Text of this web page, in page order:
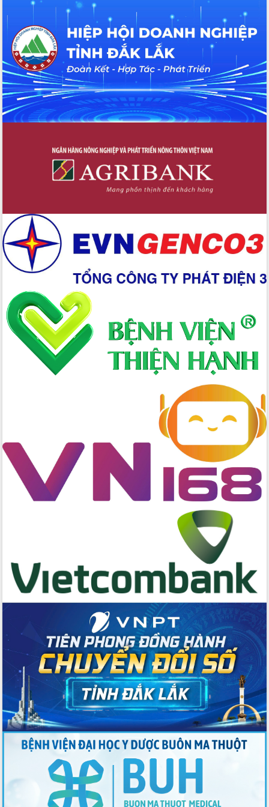
Hội thảo khoa học “Giải pháp thúc đẩy
phát triển nền kinh tế xanh tại tỉnh
Đắk Lắk”
Tăng cường giám sát, đôn đốc thực
hiện nhiệm vụ quản lý tài sản công
hàng tuần
Tháo gỡ những vướng mắc, đẩy mạnh
công tác cải cách thủ tục hành chính
tại Trung tâm Phục vụ hành chính
công tỉnh
thi Sáng tạo Kỹ thuật 2024 - 2025
Đắk Lắk rà soát, điều chỉnh Đề án 190
về phát triển nuôi trồng thủy sản
Phó Chủ tịch UBND tỉnh Đắk Lắk
Dự án cao tốc Khánh Hòa - Buôn Ma
Thuột
Định vị cà phê Việt Nam như một “di
sản sống” trong dòng chảy toàn cầu
Xây dựng nông thôn mới: Nâng cao đời
sống người dân từ những mô hình thiết
thực
Quyết liệt tháo gỡ vướng mắc, đẩy
nhanh tiến độ các dự án trọng điểm
trong Khu kinh tế Nam Phú Yên
Hòn Yến phát triển du lịch gắn với bảo
Lấy ý kiến điều chỉnh Quy hoạch tỉnh
ven biển
Đắk Lắk nỗ lực thúc đẩy tăng trưởng
kinh tế từ 10% trở lên trong Quý
II/2026
Đắk Lắk ký kết thỏa thuận hợp tác về
cho trạm y tế cấp xã
Du lịch Đắk Lắk nâng tầm trải nghiệm
du khách thông qua Hệ thống cơ sở dữ
Tập huấn ứng dụng trí tuệ nhân tạo (AI)
trong thương mại điện tử năm 2026
Đoàn đại biểu Quốc hội tỉnh Đắk Lắk
trao đổi thông tin trước Kỳ họp thứ
nhất, Quốc hội khóa XVI
Quyết liệt cải cách hành chính, khơi
thông nguồn lực phát triển
Nâng cao hiệu lực, hiệu quả HĐND
tỉnh thông qua hiện đại hóa hành chính
Xã Ea Phê gắn cải cách hành chính với
Phó Chủ tịch Thường trực UBND tỉnh
Hồ Thị Nguyên Thảo làm việc tại Trung
tâm Phục vụ hành chính công xã Ea